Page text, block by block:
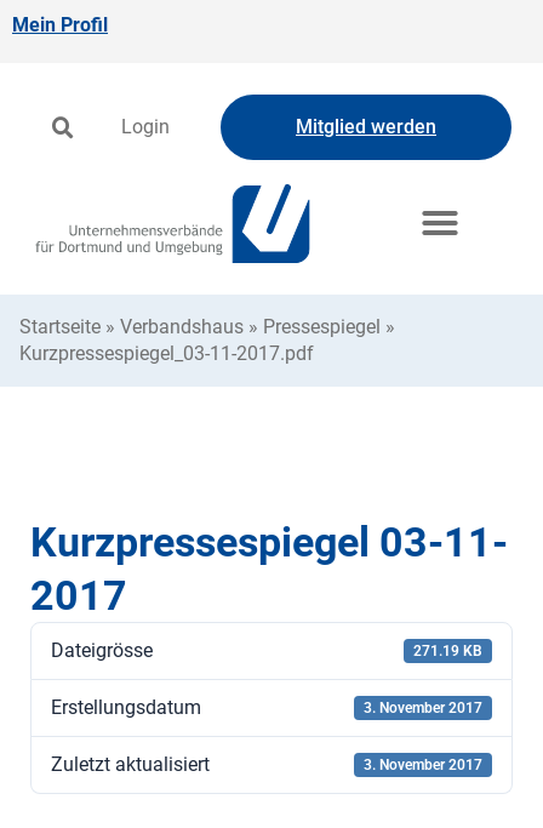
Mein Profil
Login Mitglied werden
Startseite » Verbandshaus » Pressespiegel »
Kurzpressespiegel_03-11-2017.pdf
Kurzpressespiegel 03-11-
2017
Dateigrösse 271.19 KB
Erstellungsdatum 3. November 2017
Zuletzt aktualisiert 3. November 2017